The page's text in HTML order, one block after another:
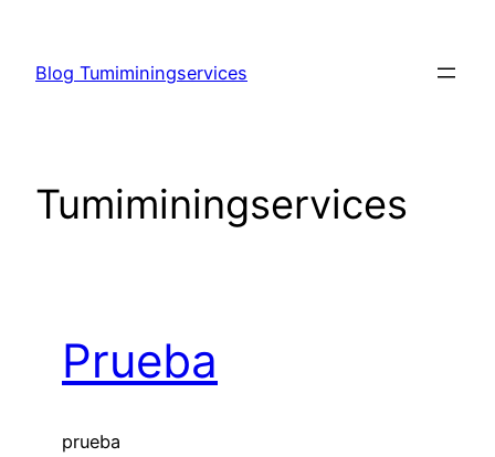
contenido
Blog Tumiminingservices
Tumiminingservices
Prueba
prueba